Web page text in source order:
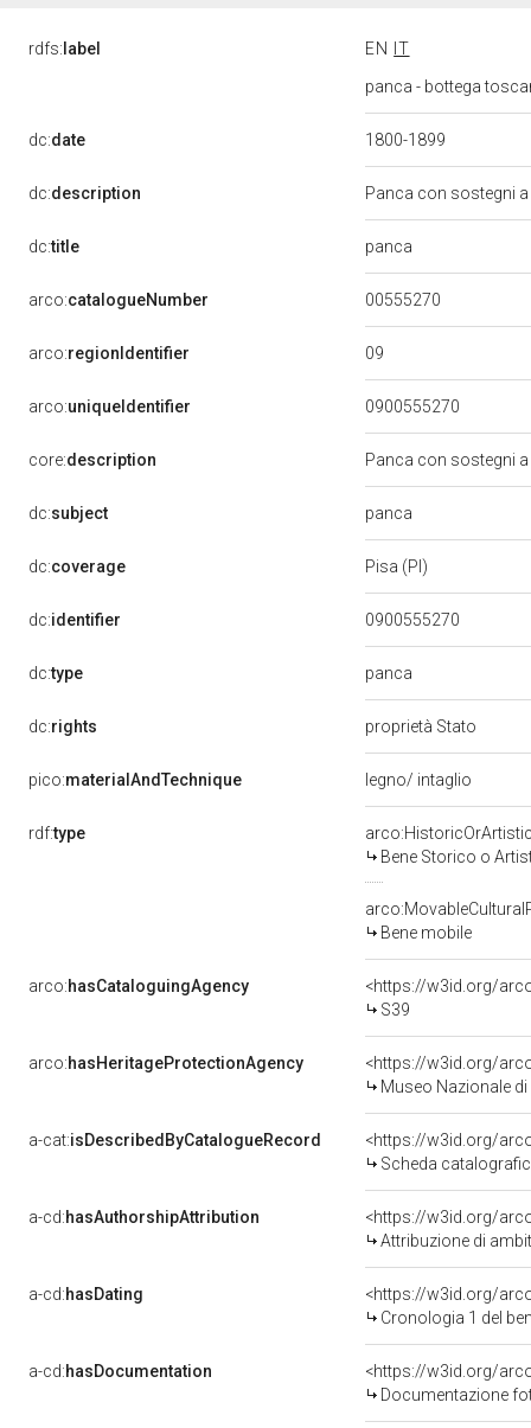
rdfs: label EN
IT
panca - bottega
dc:date 1800-1899
dc:description Panca con sostegni
dc:title panca
arco:catalogueNumber 00555270
arco:regionIdentifier 09
arco:uniqueIdentifier 0900555270
core:description Panca con sostegni
dc:subject panca
dc:coverage Pisa (PI)
dc:identifier 0900555270
dc:type panca
dc:rights proprietà Stato
pico:materialAndTechnique legno/ intaglio
rdf:type
Bene Storico o
Bene mobile
arco:hasCataloguingAgency
<https://w3id.org/
S39
arco:hasHeritageProtectionAgency
<https://w3id.org/
Museo Nazionale di
a-cat:isDescribedByCatalogueRecord
<https://w3id.org/
Scheda
a-cd:hasAuthorshipAttribution
<https://w3id.org/
Attribuzione di
a-cd:hasDating
<https://w3id.org/
Cronologia 1 del
a-cd:hasDocumentation
Documentazione